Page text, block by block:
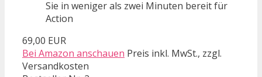
Sie in weniger als zwei Minuten bereit für
Action
69,00 EUR
Bei Amazon anschauen Preis inkl. MwSt., zzgl.
Versandkosten